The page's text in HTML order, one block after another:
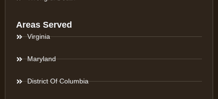
Areas Served
Virginia
Maryland
District Of Columbia